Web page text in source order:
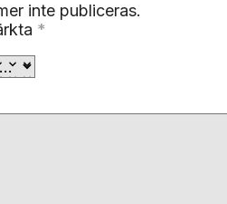
inte publiceras.
*